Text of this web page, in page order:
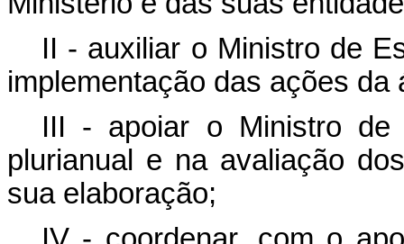
II - auxiliar o Ministro de
implementação das ações
III - apoiar o Ministro de
plurianual e na avaliação
sua elaboração;